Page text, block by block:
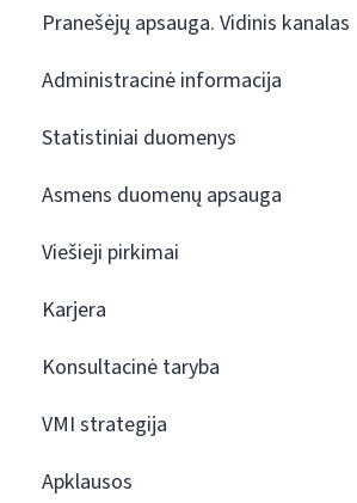
Pranešėjų apsauga. Vidinis kanalas
Administracinė informacija
Statistiniai duomenys
Asmens duomenų apsauga
Viešieji pirkimai
Karjera
Konsultacinė taryba
VMI strategija
Apklausos